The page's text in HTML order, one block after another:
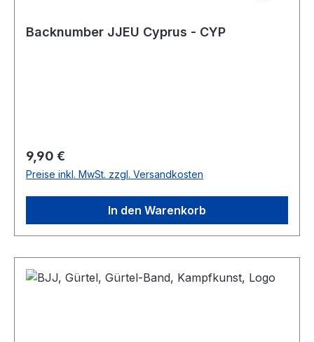
Backnumber JJEU Cyprus - CYP
Regulärer Preis:
9,90 €
Preise inkl. MwSt. zzgl. Versandkosten
In den Warenkorb